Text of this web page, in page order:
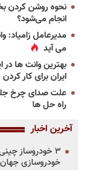
نحوه روشن کردن
انجام می‌شود؟
مدیرعامل زامیاد:
می آید
ایران برای کار کردن
علت صدای چرخ
راه حل ها
آخرین اخبار
خودروسازی